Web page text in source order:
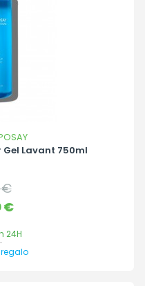
Gel Lavant 750ml
€
€
24H